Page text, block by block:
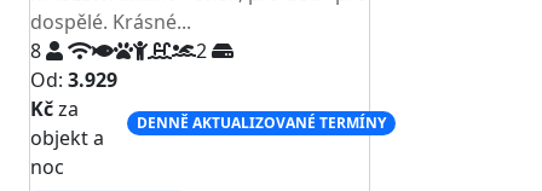
dospělé. Krásné...
8
2
Od: 3.929
Kčza
objekt a
noc
DENNĚ AKTUALIZOVANÉ TERMÍNY